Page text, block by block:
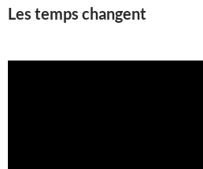
Les temps changent